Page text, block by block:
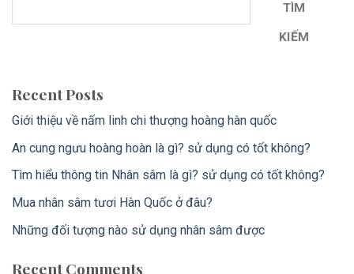
TÌM
KIẾM
Recent Posts
Giới thiệu về nấm linh chi thượng hoàng hàn quốc
An cung ngưu hoàng hoàn là gì? sử dụng có tốt không?
Tìm hiểu thông tin Nhân sâm là gì? sử dụng có tốt không?
Mua nhân sâm tươi Hàn Quốc ở đâu?
Những đối tượng nào sử dụng nhân sâm được
Recent Comments